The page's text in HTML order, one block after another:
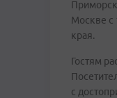
Москве с
края.
Гостям
с